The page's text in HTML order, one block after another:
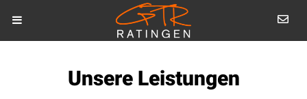
Unsere Leistungen